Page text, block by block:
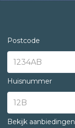
Postcode
Huisnummer
Bekijk aanbiedingen